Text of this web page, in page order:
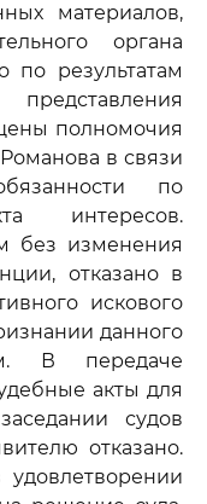
материалов,
органа
по результатам
полномочия
в связи
по
интересов.
без изменения
отказано в
искового
данного
В передаче
акты для
судов
отказано.